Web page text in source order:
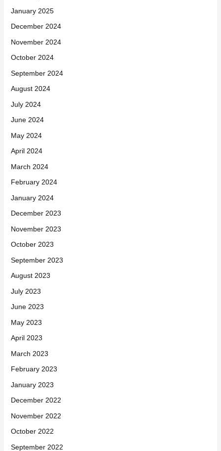
January 2025
December 2024
November 2024
October 2024
September 2024
August 2024
July 2024
June 2024
May 2024
April 2024
March 2024
February 2024
January 2024
December 2023
November 2023
October 2023
September 2023
August 2023
July 2023
June 2023
May 2023
April 2023
March 2023
February 2023
January 2023
December 2022
November 2022
October 2022
September 2022